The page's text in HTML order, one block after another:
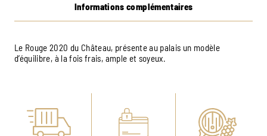
Informations complémentaires
Le Rouge 2020 du Château, présente au palais un modèle
d’équilibre, à la fois frais, ample et soyeux.